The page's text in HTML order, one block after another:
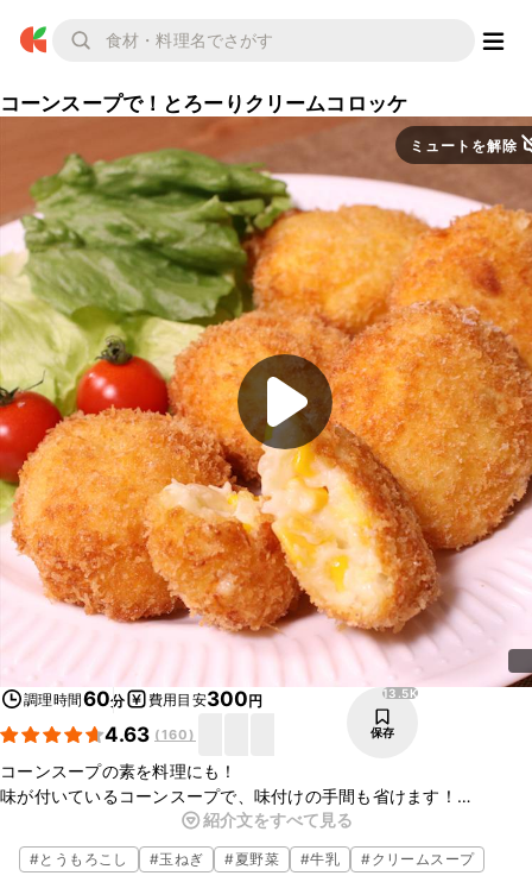
コーンスープで！とろーりクリームコロッケ
ミュートを解除
調理時間60分 費用目安300円
4.63 (160)
13.5K
保存
コーンスープの素を料理にも！
味が付いているコーンスープで、味付けの手間も省けます！
みんな大好きクリームコロッケをアツアツのままご家庭で！
おこさまへのおかずにも、ホームパーティにも。
ぜひ作ってみてはいかがでしょうか。
紹介文をすべて見る
#とうもろこし #玉ねぎ #夏野菜 #牛乳 #クリームスープ